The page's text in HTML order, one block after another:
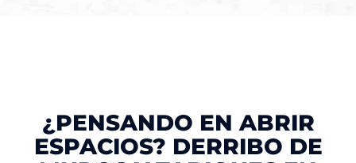
¿PENSANDO EN ABRIR
ESPACIOS? DERRIBO DE